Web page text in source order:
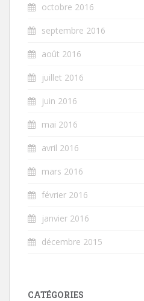
octobre 2016
septembre 2016
août 2016
juillet 2016
juin 2016
mai 2016
avril 2016
mars 2016
février 2016
janvier 2016
décembre 2015
CATÉGORIES